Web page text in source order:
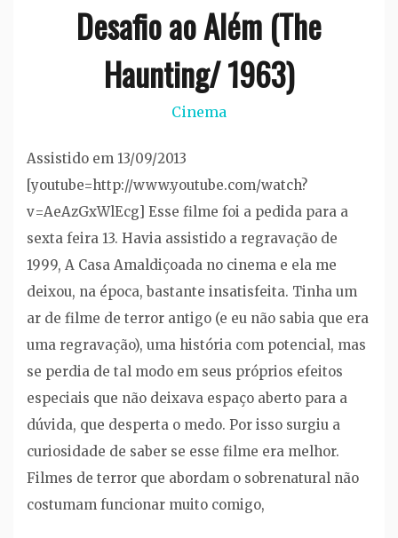
Desafio ao Além (The
Haunting/ 1963)
Cinema
Assistido em 13/09/2013
[youtube=http://www.youtube.com/watch?
v=AeAzGxWlEcg] Esse filme foi a pedida para a
sexta feira 13. Havia assistido a regravação de
1999, A Casa Amaldiçoada no cinema e ela me
deixou, na época, bastante insatisfeita. Tinha um
ar de filme de terror antigo (e eu não sabia que era
uma regravação), uma história com potencial, mas
se perdia de tal modo em seus próprios efeitos
especiais que não deixava espaço aberto para a
dúvida, que desperta o medo. Por isso surgiu a
curiosidade de saber se esse filme era melhor.
Filmes de terror que abordam o sobrenatural não
costumam funcionar muito comigo,